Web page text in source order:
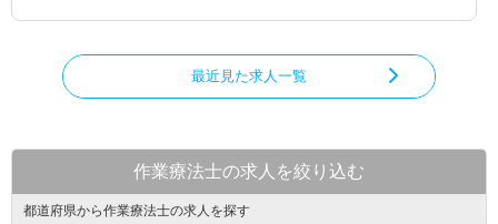
最近見た求人一覧
作業療法士の求人を絞り込む
都道府県から作業療法士の求人を探す